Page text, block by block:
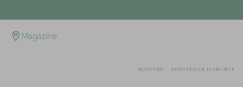
Magazine
BIJUTERII BIJUTERII CU DIAMANTE